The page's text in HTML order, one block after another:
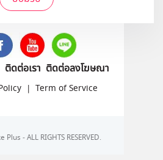
ติดตามเราได้ที่
ติดต่อเรา ติดต่อลงโฆษณา
| Term of Service
- ALL RIGHTS RESERVED.